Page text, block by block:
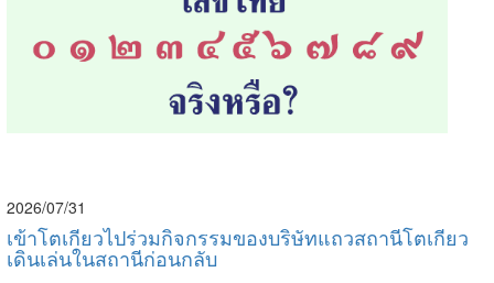
2026/07/31
เข้าโตเกียวไปร่วมกิจกรรมของบริษัทแถวสถานีโตเกียว
เดินเล่นในสถานีก่อนกลับ